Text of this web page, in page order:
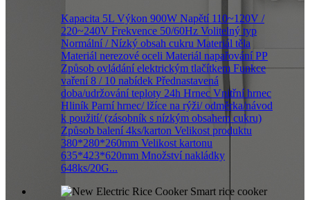
Kapacita 5L Výkon 900W Napětí 110~120V /
220~240V Frekvence 50/60Hz Volitelný typ
Normální / Nízký obsah cukru Materiál těla
Materiál nerezové oceli Materiál napařování PP
Způsob ovládání elektrickým tlačítkem Funkce
vaření 8 / 10 nabídek Přednastavená
doba/udržování teploty 24h Hrnec Vnitřní hrnec
Hliník Parní hrnec/ lžíce na rýži/ odměrka/návod
k použití/ (zásobník s nízkým obsahem cukru)
Způsob balení 4ks/karton Velikost produktu
380*280*260mm Velikost kartonu
635*423*620mm Množství nakládky
648ks/20G...